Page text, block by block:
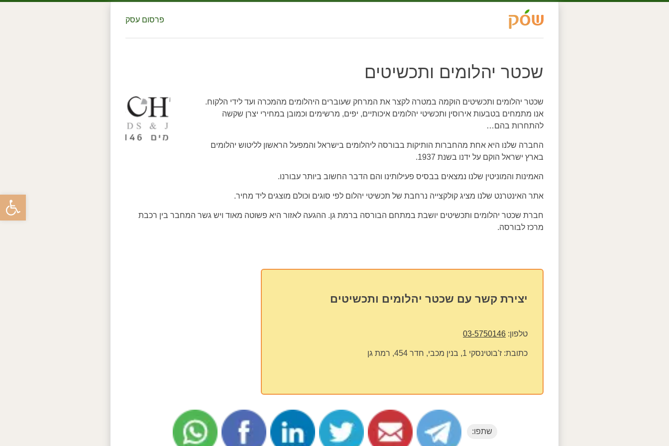
פתח
פרסום עסק
שכטר יהלומים ותכשיטים
שכטר יהלומים ותכשיטים הוקמה במטרה לקצר את המרחק שעוברים היהלומים מהמכרה ועד לידי הלקוח.
אנו מתמחים בטבעות אירוסין ותכשיטי יהלומים איכותיים, יפים, מרשימים וכמובן במחירי יצרן שקשה
להתחרות בהם…
החברה שלנו היא אחת מהחברות הותיקות בבורסה ליהלומים בישראל והמפעל הראשון לליטוש יהלומים
בארץ ישראל הוקם על ידנו בשנת 1937.
האמינות והמוניטין שלנו נמצאים בבסיס פעילותינו והם הדבר החשוב ביותר עבורנו.
אתר האינטרנט שלנו מציג קולקצייה נרחבת של תכשיטי יהלום לפי סוגים וכולם מוצגים ליד מחיר.
חברת שכטר יהלומים ותכשיטים יושבת במתחם הבורסה ברמת גן. ההגעה לאזור היא פשוטה מאוד ויש גשר המחבר בין רכבת
מרכז לבורסה.
יצירת קשר עם שכטר יהלומים ותכשיטים
טלפון: 03-5750146
כתובת: ז'בוטינסקי 1, בנין מכבי, חדר 454, רמת גן
שתפו: